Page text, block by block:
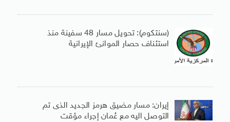
(سنتكوم): تحويل مسار 48 سفينة منذ
استئناف حصار الموانئ الإيرانية
إيران: مسار مضيق هرمز الجديد الذى تم
التوصل اليه مع عُمان إجراء مؤقت